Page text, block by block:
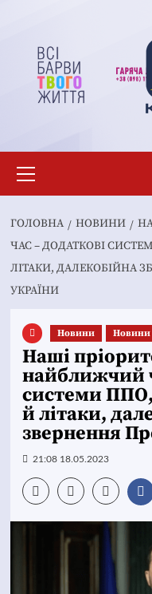
вмісту
меню
ГОЛОВНА НОВИНИ
ЧАС – ДОДАТКОВІ
ЛІТАКИ, ДАЛЕКОБІЙНА
УКРАЇНИ
Новини Новини
Наші
найближчий
системи
й літаки,
звернення
21:08 18.05.2023